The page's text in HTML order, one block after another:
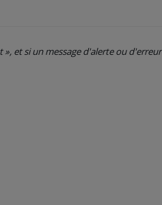
et si un message d'alerte ou d'erreur